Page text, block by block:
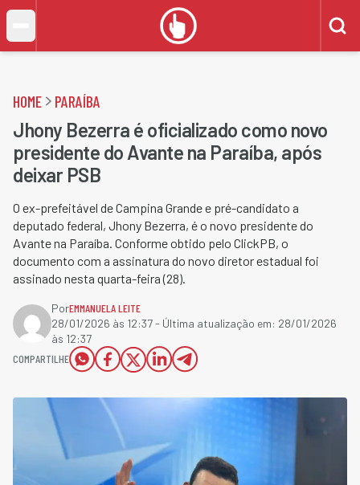
HOME PARAÍBA
Jhony Bezerra é oficializado como novo
presidente do Avante na Paraíba, após
deixar PSB
O ex-prefeitável de Campina Grande e pré-candidato a
deputado federal, Jhony Bezerra, é o novo presidente do
Avante na Paraíba. Conforme obtido pelo ClickPB, o
documento com a assinatura do novo diretor estadual foi
assinado nesta quarta-feira (28).
PorEMMANUELA LEITE
28/01/2026 às 12:37- Última atualização em: 28/01/2026
às 12:37
COMPARTILHE